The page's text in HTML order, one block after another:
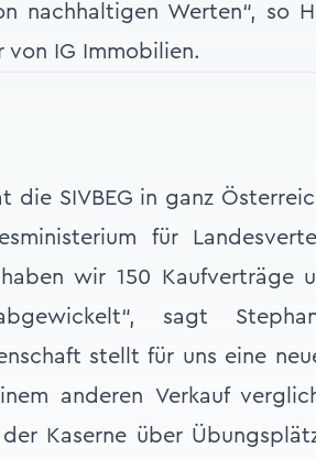
nachhaltigen Werten“, so
von IG Immobilien.
SIVBEG in ganz
für
wir 150 Kaufverträge
sagt
stellt für uns eine
anderen Verkauf
Kaserne über